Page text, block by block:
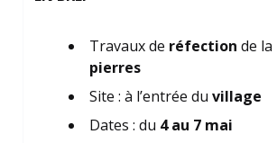
Travaux de réfection de
pierres
Site : à l’entrée du village
Dates : du 4 au 7 mai